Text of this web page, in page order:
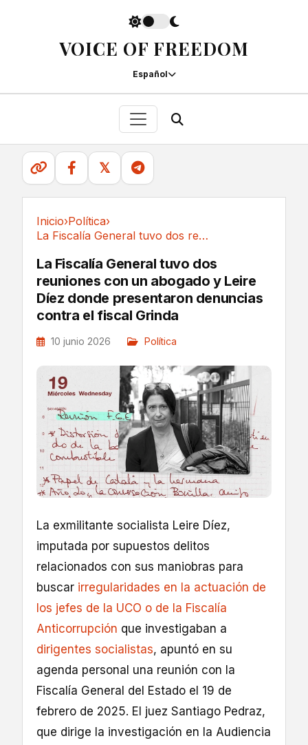
VOICE OF FREEDOM
Español
𝕏
Inicio›Política›
La Fiscalía General tuvo dos reuniones con un...
La Fiscalía General tuvo dos
reuniones con un abogado y Leire
Díez donde presentaron denuncias
contra el fiscal Grinda
10 junio 2026 Política
La exmilitante socialista Leire Díez,
imputada por supuestos delitos
relacionados con sus maniobras para
buscar irregularidades en la actuación de
los jefes de la UCO o de la Fiscalía
Anticorrupción que investigaban a
dirigentes socialistas, apuntó en su
agenda personal una reunión con la
Fiscalía General del Estado el 19 de
febrero de 2025. El juez Santiago Pedraz,
que dirige la investigación en la Audiencia